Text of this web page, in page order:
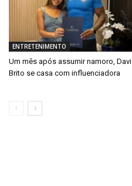
ENTRETENIMENTO
Um mês após assumir namoro, Davi
Brito se casa com influenciadora